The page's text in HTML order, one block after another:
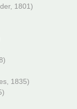
1801)
1835)